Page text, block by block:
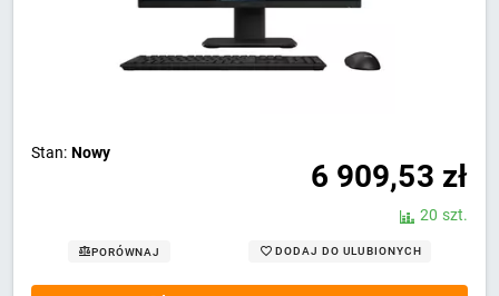
Stan: Nowy
6 909,53 zł
20 szt.
PORÓWNAJ DODAJ DO ULUBIONYCH